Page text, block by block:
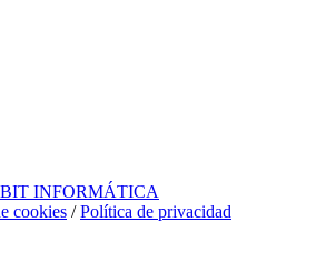
INFORMÁTICA
cookies /Política de privacidad